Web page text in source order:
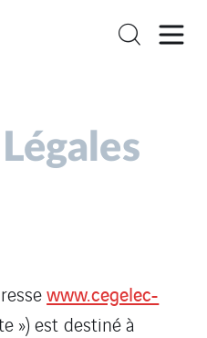
www.cegelec-
») est destiné à